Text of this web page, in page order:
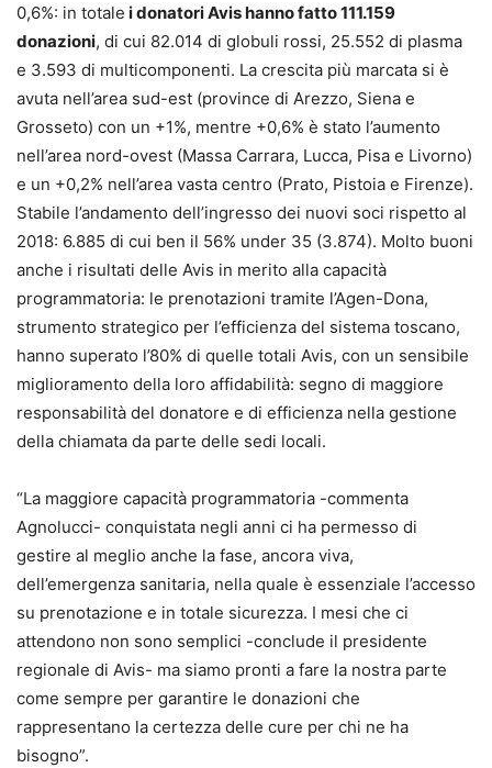
0,6%: in totale i donatori Avis hanno fatto 111.159
donazioni, di cui 82.014 di globuli rossi, 25.552 di plasma
e 3.593 di multicomponenti. La crescita più marcata si è
avuta nell’area sud-est (province di Arezzo, Siena e
Grosseto) con un +1%, mentre +0,6% è stato l’aumento
nell’area nord-ovest (Massa Carrara, Lucca, Pisa e Livorno)
e un +0,2% nell’area vasta centro (Prato, Pistoia e Firenze).
Stabile l’andamento dell’ingresso dei nuovi soci rispetto al
2018: 6.885 di cui ben il 56% under 35 (3.874). Molto buoni
anche i risultati delle Avis in merito alla capacità
programmatoria: le prenotazioni tramite l’Agen-Dona,
strumento strategico per l’efficienza del sistema toscano,
hanno superato l’80% di quelle totali Avis, con un sensibile
miglioramento della loro affidabilità: segno di maggiore
responsabilità del donatore e di efficienza nella gestione
della chiamata da parte delle sedi locali.
“La maggiore capacità programmatoria -commenta
Agnolucci- conquistata negli anni ci ha permesso di
gestire al meglio anche la fase, ancora viva,
dell’emergenza sanitaria, nella quale è essenziale l’accesso
su prenotazione e in totale sicurezza. I mesi che ci
attendono non sono semplici -conclude il presidente
regionale di Avis- ma siamo pronti a fare la nostra parte
come sempre per garantire le donazioni che
rappresentano la certezza delle cure per chi ne ha
bisogno”.